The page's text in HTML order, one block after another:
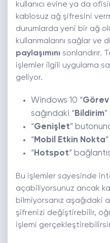
kullanıcı evine ya da
kablosuz ağ şifresini
durumlarda yeni bir ağ
kullanmalarını sağlar ve
paylaşımını sonlandırır.
işlemler ilgili uygulama
geliyor.
Windows 10 “
sağındaki “Bildirim
“Genişlet”
“Mobil Etkin Nokta
“Hotspot”
Bu işlemler sayesinde
açabiliyorsunuz ancak
bilmiyorsanız aşağıdaki
şifrenizi değiştirebilir,
işlemi